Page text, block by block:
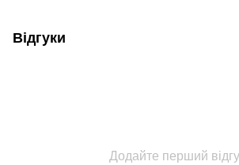
Відгуки
Додайте перший